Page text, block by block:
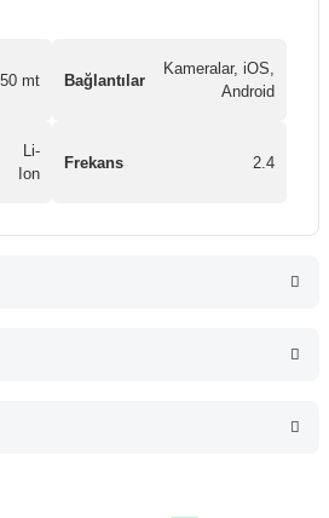
mt Bağlantılar
Kameralar, iOS,
Android
Li-
Ion
Frekans 2.4